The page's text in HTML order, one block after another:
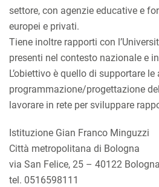
settore, con agenzie educative e
europei e privati.
Tiene inoltre rapporti con
presenti nel contesto nazionale e
L’obiettivo è quello di supportare
programmazione/progettazione
lavorare in rete per sviluppare
Istituzione Gian Franco Minguzzi
Città metropolitana di Bologna
via San Felice, 25 – 40122
tel. 0516598111